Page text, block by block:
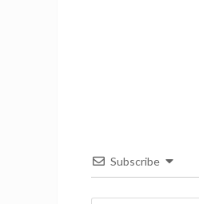
Subscribe